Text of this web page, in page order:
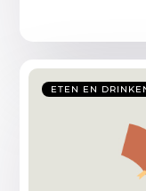
ETEN EN